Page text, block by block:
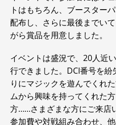
トはもちろん、ブースター
配布し、さらに最後までい
がら賞品を用意しました。
イベントは盛況で、20人近
行できました。DCI番号を
りにマジックを遊んでくれ
ムから興味を持ってくれた
方……さまざまな方にご来店
参加費や対戦組み合わせ、